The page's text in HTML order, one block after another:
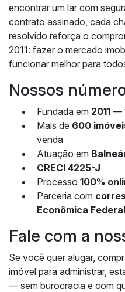
encontrar um lar com
contrato assinado, cada
resolvido reforça o
2011: fazer o mercado
funcionar melhor para
Nossos
Fundada em 2011 —
Mais de 600
venda
Atuação em
CRECI 4225-J
Processo 100%
Parceria com
Econômica Federal
Fale com a
Se você quer alugar,
imóvel para administrar,
— sem burocracia e com